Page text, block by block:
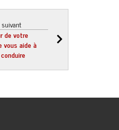
de votre
vous aide à